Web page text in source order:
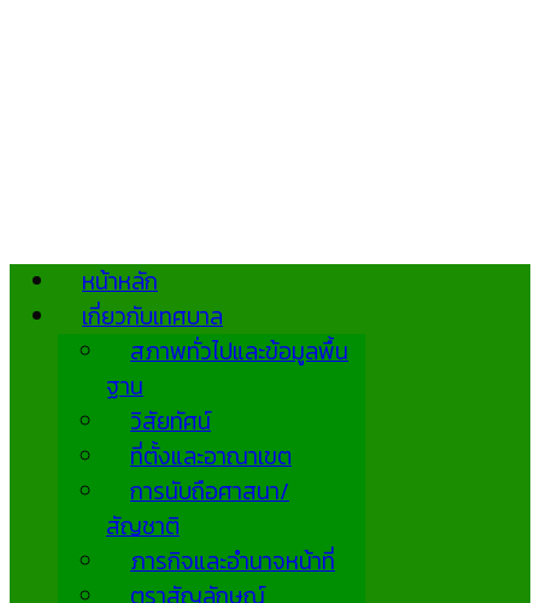
หน้าหลัก
เกี่ยวกับเทศบาล
สภาพทั่วไปและข้อมูลพื้น
ฐาน
วิสัยทัศน์
ที่ตั้งและอาณาเขต
การนับถือศาสนา/
สัญชาติ
ภารกิจและอำนาจหน้าที่